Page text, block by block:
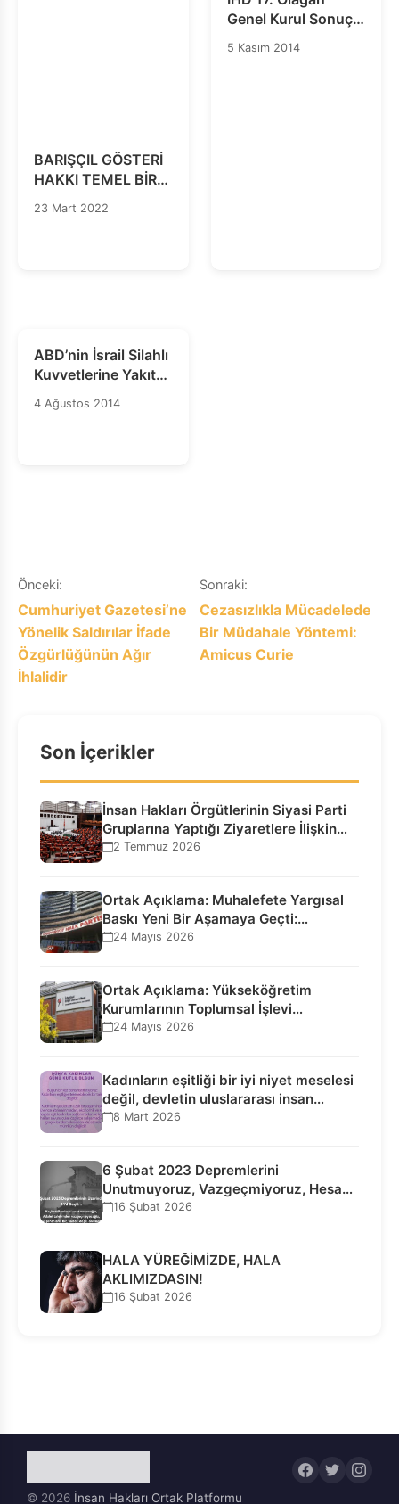
BARIŞÇIL GÖSTERİ
HAKKI TEMEL BİR
İNSAN HAKKIDIR,
23 Mart 2022
Genel Kurul Sonuç
Bildirgesi
5 Kasım 2014
ABD’nin İsrail Silahlı
Kuvvetlerine Yakıt
Sevkiyatı Yapmasını
Durdurun
4 Ağustos 2014
Yazı
gezinmesi
Önceki:
Cumhuriyet Gazetesi’ne
Yönelik Saldırılar İfade
Özgürlüğünün Ağır
İhlalidir
Sonraki:
Cezasızlıkla Mücadelede
Bir Müdahale Yöntemi:
Amicus Curie
Son İçerikler
İnsan Hakları Örgütlerinin Siyasi Parti
Gruplarına Yaptığı Ziyaretlere İlişkin
Bilgilendirme…
2 Temmuz 2026
Ortak Açıklama: Muhalefete Yargısal
Baskı Yeni Bir Aşamaya Geçti:
Seçilmiş…
24 Mayıs 2026
Ortak Açıklama: Yükseköğretim
Kurumlarının Toplumsal İşlevi
Kurucularının Ticari Akıbetine
24 Mayıs 2026
Kadınların eşitliği bir iyi niyet meselesi
değil, devletin uluslararası insan…
8 Mart 2026
6 Şubat 2023 Depremlerini
Unutmuyoruz, Vazgeçmiyoruz, Hesap
Sorulmasını İstiyoruz!
16 Şubat 2026
HALA YÜREĞİMİZDE, HALA
AKLIMIZDASIN!
16 Şubat 2026
© 2026 İnsan Hakları Ortak Platformu